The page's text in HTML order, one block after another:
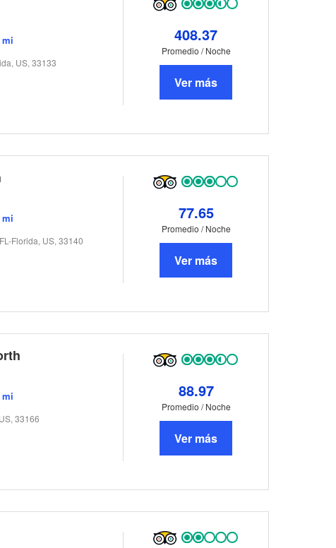
mi
US, 33133
408.37
Promedio / Noche
Ver más
mi
Florida, US, 33140
77.65
Promedio / Noche
Ver más
mi
33166
88.97
Promedio / Noche
Ver más